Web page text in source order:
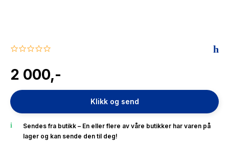
0.0
rating
2 000,-
Klikk og send
Sendes fra butikk – En eller flere av våre butikker har varen på
lager og kan sende den til deg!